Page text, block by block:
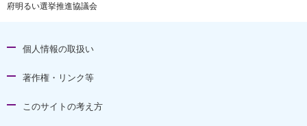
府明るい選挙推進協議会
個人情報の取扱い
著作権・リンク等
このサイトの考え方